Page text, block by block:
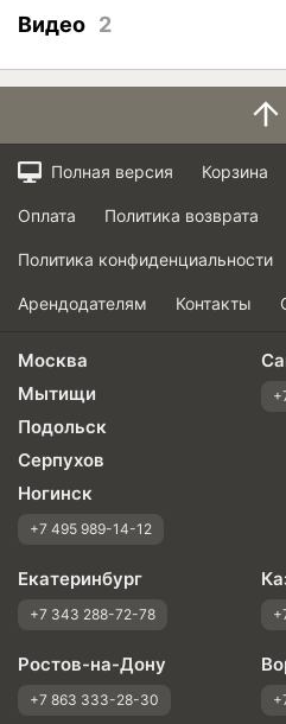
Видео 2
Полная версия Корзина
Оплата Политика возврата
Политика конфиденциальности
Арендодателям Контакты
Москва
Мытищи
Подольск
Серпухов
Ногинск
+7 495 989-14-12
Екатеринбург
+7 343 288-72-78
Ростов-на-Дону
+7 863 333-28-30